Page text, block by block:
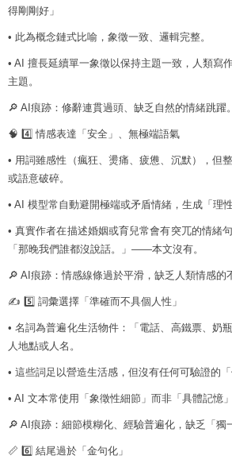
得剛剛好」
• 此為概念鏈式比喻，象徵一致、邏輯完整。
• AI 擅長延續單一象徵以保持主題一致，人類寫
主題。
🔎 AI痕跡：修辭連貫過頭、缺乏自然的情緒跳躍。
🧠 4️⃣ 情感表達「安全」、無極端語氣
• 用詞雖感性（瘋狂、燙痛、疲憊、沉默），但
或語意破碎。
• AI 模型常自動避開極端或矛盾情緒，生成「理
• 真實作者在描述婚姻或育兒常會有突兀的情緒
「那晚我們誰都沒說話。」——本文沒有。
🔎 AI痕跡：情感線條過於平滑，缺乏人類情感的
✍️ 5️⃣ 詞彙選擇「準確而不具個人性」
• 名詞為普遍化生活物件：「電話、高鐵票、奶
人地點或人名。
• 這些詞足以營造生活感，但沒有任何可驗證的「
• AI 文本常使用「象徵性細節」而非「具體記憶
🔎 AI痕跡：細節模糊化、經驗普遍化，缺乏「獨
📏 6️⃣ 結尾過於「金句化」